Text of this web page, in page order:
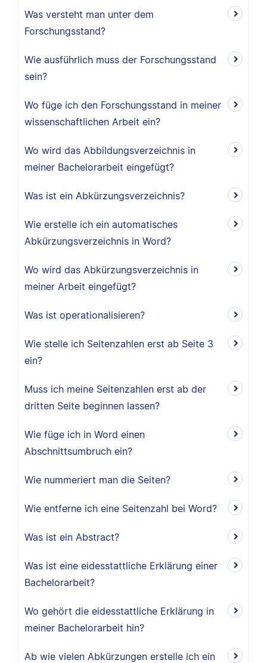
Was versteht man unter dem
Forschungsstand?
Wie ausführlich muss der Forschungsstand
sein?
Wo füge ich den Forschungsstand in meiner
wissenschaftlichen Arbeit ein?
Wo wird das Abbildungsverzeichnis in
meiner Bachelorarbeit eingefügt?
Was ist ein Abkürzungsverzeichnis?
Wie erstelle ich ein automatisches
Abkürzungsverzeichnis in Word?
Wo wird das Abkürzungsverzeichnis in
meiner Arbeit eingefügt?
Was ist operationalisieren?
Wie stelle ich Seitenzahlen erst ab Seite 3
ein?
Muss ich meine Seitenzahlen erst ab der
dritten Seite beginnen lassen?
Wie füge ich in Word einen
Abschnittsumbruch ein?
Wie nummeriert man die Seiten?
Wie entferne ich eine Seitenzahl bei Word?
Was ist ein Abstract?
Was ist eine eidesstattliche Erklärung einer
Bachelorarbeit?
Wo gehört die eidesstattliche Erklärung in
meiner Bachelorarbeit hin?
Ab wie vielen Abkürzungen erstelle ich ein